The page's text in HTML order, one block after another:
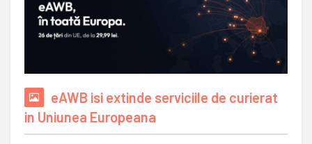
eAWB isi extinde serviciile de curierat
in Uniunea Europeana